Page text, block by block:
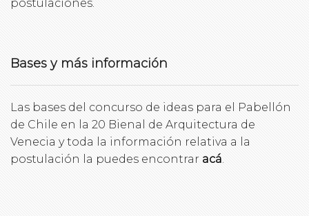
postulaciones.
Bases y más información
Las bases del concurso de ideas para el Pabellón
de Chile en la 20 Bienal de Arquitectura de
Venecia y toda la información relativa a la
postulación la puedes encontrar acá.